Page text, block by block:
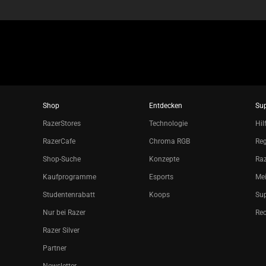
Shop
RazerStores
RazerCafe
Shop-Suche
Kaufprogramme
Studentenrabatt
Nur bei Razer
Razer Silver
Partner
Entdecken
Technologie
Chroma RGB
Konzepte
Esports
Koops